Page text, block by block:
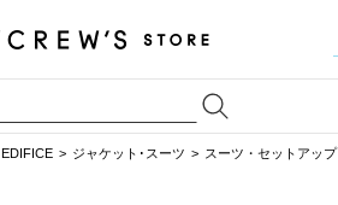
EDIFICE ジャケット･スーツ スーツ・セットアップ